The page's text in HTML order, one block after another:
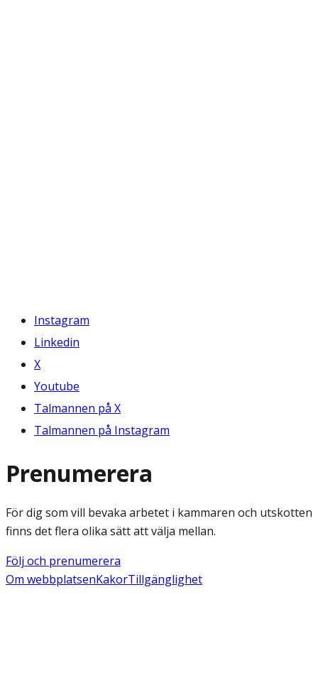
Instagram
Linkedin
X
Youtube
Talmannen på X
Talmannen på Instagram
Prenumerera
För dig som vill bevaka arbetet i kammaren och utskotten
finns det flera olika sätt att välja mellan.
Följ och prenumerera
Om webbplatsenKakorTillgänglighet